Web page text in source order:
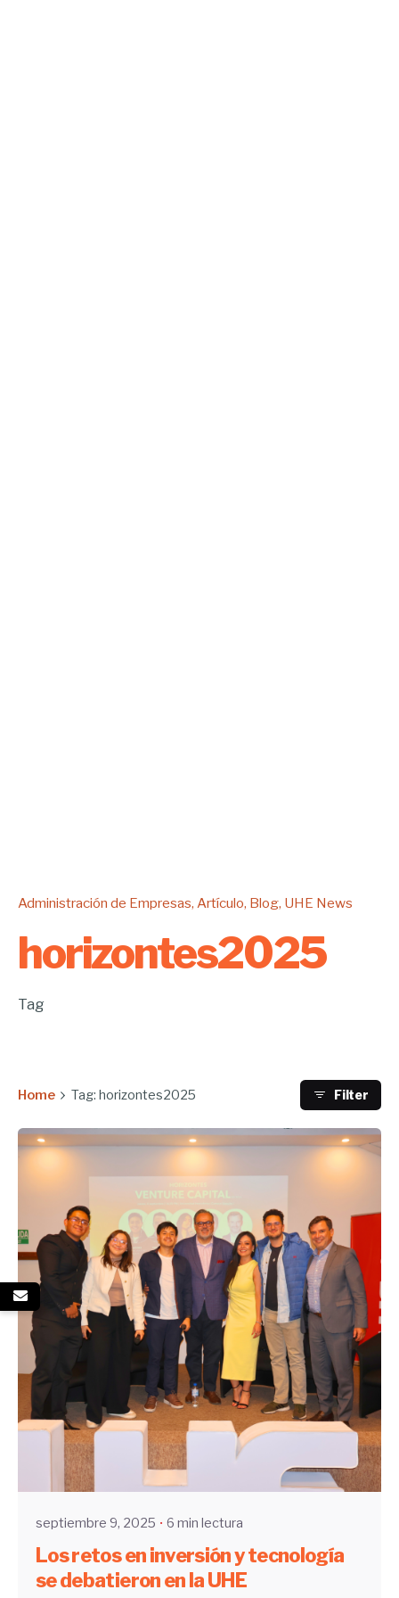
Administración de Empresas Artículo Blog UHE News
horizontes2025
Tag
Home Tag: horizontes2025 Filter
Enviado por
UHE
septiembre 9, 2025 6 min lectura
Los retos en inversión y tecnología
se debatieron en la UHE